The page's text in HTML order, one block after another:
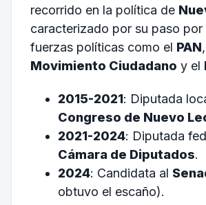
recorrido en la política de
caracterizado por su paso por
fuerzas políticas como el PAN,
Movimiento Ciudadano y el
2015-2021: Diputada
Congreso de Nuevo
2021-2024: Diputada
Cámara de Diputados.
2024: Candidata al
obtuvo el escaño).